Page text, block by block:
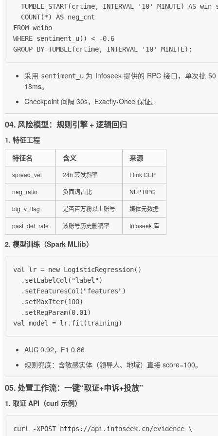
TUMBLE_START(crtime, INTERVAL '10' MINUTE) AS
  COUNT(*) AS neg_cnt
FROM weibo
WHERE sentiment_u( ) < -0.6
GROUP BY TUMBLE(crtime, INTERVAL '10' MINITE);
采用 sentiment_u为 Infoseek 提供的 RPC 接口，单次批
18ms。
Checkpoint 间隔 30s，Exactly-Once 保证。
04. 风险模型：规则引擎 + 逻辑回归
1. 特征工程
特征名
含义 来源
spread_vel 24h 转发斜率 Flink CEP
neg_ratio 负面词占比 NLP RPC
big_v_flag 是否百万粉以上账号 媒体元数据
past_del_rate 该账号历史删稿率 Infoseek 库
2. 模型训练（Spark MLlib）
val lr = new LogisticRegression()
  .setLabelCol("label")
  .setFeaturesCol("features")
  .setMaxIter(100)
  .setRegParam(0.01)
val model = lr.fit(training)
AUC 0.92，F1 0.86
规则兜底：含敏感实体（领导人、地域）直接 score=100。
05. 处置工作流：一键“取证+申诉+投放”
1. 取证 API（curl 示例）
curl -XPOST https://api.infoseek.cn/evidence \